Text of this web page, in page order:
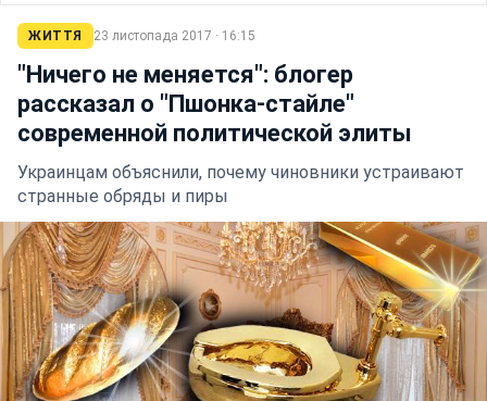
ЖИТТЯ 23 листопада 2017 · 16:15
"Ничего не меняется": блогер
рассказал о "Пшонка-стайле"
современной политической элиты
Украинцам объяснили, почему чиновники устраивают
странные обряды и пиры